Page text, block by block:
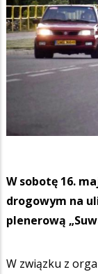
W sobotę 16.
drogowym na
plenerową
W związku z